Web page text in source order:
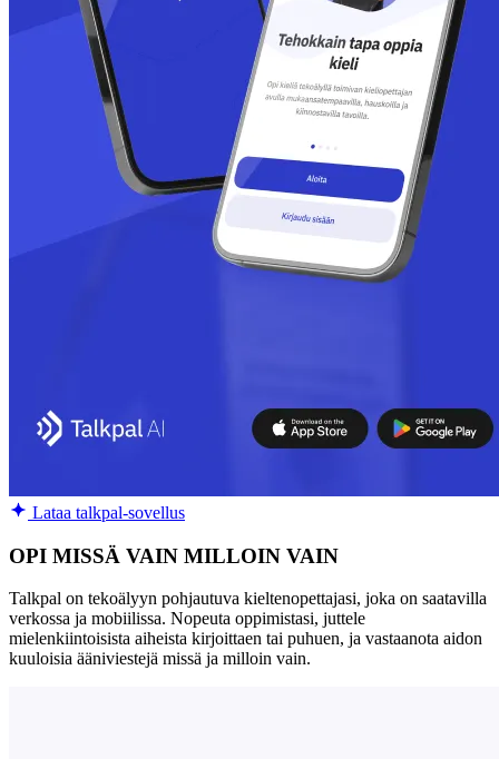
Lataa talkpal-sovellus
OPI MISSÄ VAIN MILLOIN VAIN
Talkpal on tekoälyyn pohjautuva kieltenopettajasi, joka on saatavilla
verkossa ja mobiilissa. Nopeuta oppimistasi, juttele
mielenkiintoisista aiheista kirjoittaen tai puhuen, ja vastaanota aidon
kuuloisia ääniviestejä missä ja milloin vain.